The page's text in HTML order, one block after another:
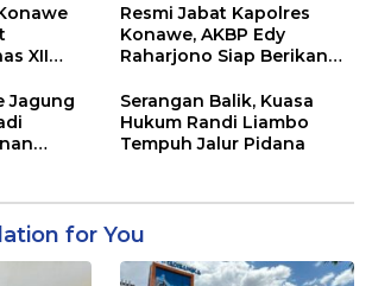
XII
Resmi Jabat Kapolres
Konawe, AKBP Edy
Raharjono Siap Berikan
Jagung
Serangan Balik, Kuasa
Hukum Randi Liambo
Tempuh Jalur Pidana
for You